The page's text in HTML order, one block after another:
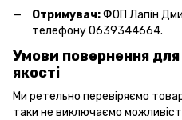
Отримувач:ФОП Лапін
телефону 0639344664.
Умови повернення
якості
Ми ретельно перевіряємо
таки не виключаємо